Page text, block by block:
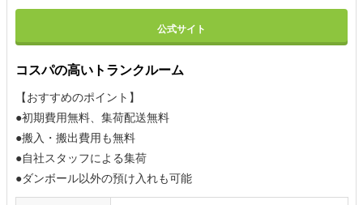
公式サイト
コスパの高いトランクルーム
【おすすめのポイント】
●初期費用無料、集荷配送無料
●搬入・搬出費用も無料
●自社スタッフによる集荷
●ダンボール以外の預け入れも可能